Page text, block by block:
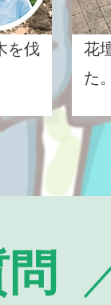
を伐
花
た。